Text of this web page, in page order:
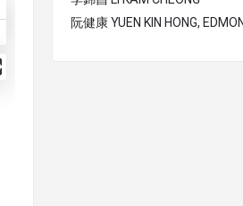
阮健康 YUEN KIN HONG,